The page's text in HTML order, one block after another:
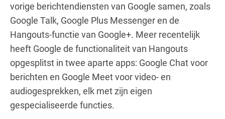
vorige berichtendiensten van Google samen, zoals
Google Talk, Google Plus Messenger en de
Hangouts-functie van Google+. Meer recentelijk
heeft Google de functionaliteit van Hangouts
opgesplitst in twee aparte apps: Google Chat voor
berichten en Google Meet voor video- en
audiogesprekken, elk met zijn eigen
gespecialiseerde functies.